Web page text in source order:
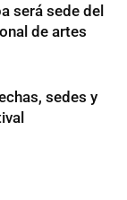
será sede del
de artes
sedes y